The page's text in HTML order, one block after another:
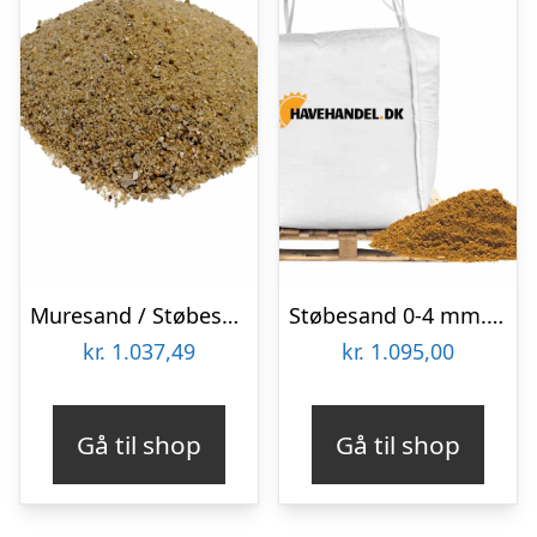
Muresand / Støbesand / Bakkesand 0-4 mm – Big Bag ca. 1000 kg
kr. 1.037,49
Gå til shop
Støbesand 0-4 mm. (vasket sand)
kr. 1.095,00
Gå til shop